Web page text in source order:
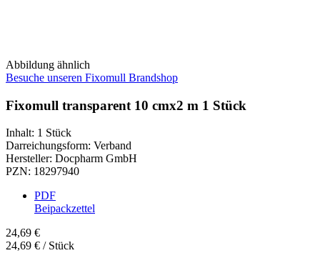
Abbildung ähnlich
Besuche unseren Fixomull Brandshop
Fixomull transparent 10 cmx2 m 1 Stück
Inhalt: 1 Stück
Darreichungsform: Verband
Hersteller: Docpharm GmbH
PZN: 18297940
PDF
Beipackzettel
24,69 €
24,69 € / Stück